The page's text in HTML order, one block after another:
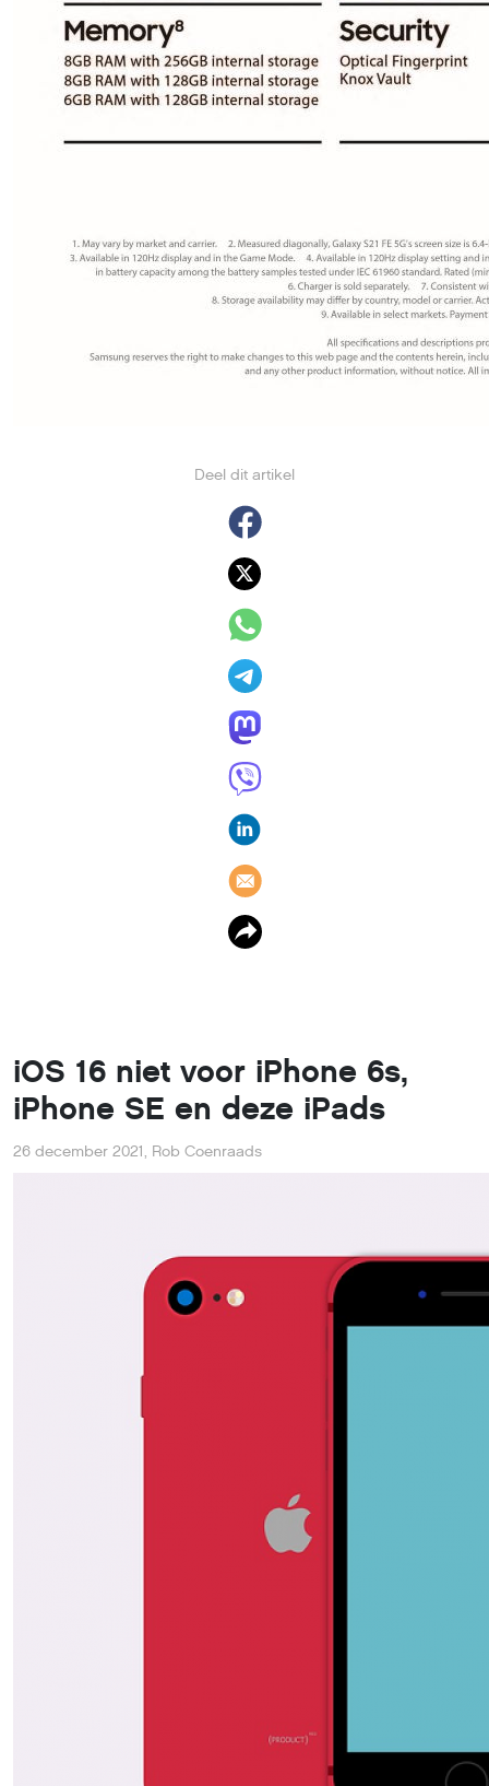
Deel dit artikel
iOS 16 niet voor iPhone 6s,
iPhone SE en deze iPads
26 december 2021, Rob Coenraads